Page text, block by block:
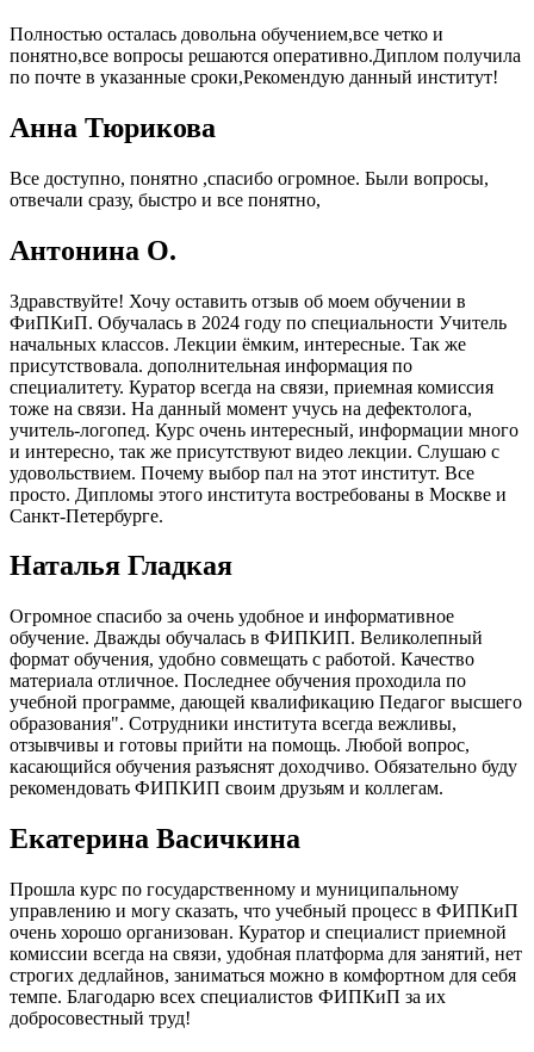
Полностью осталась довольна обучением,все четко и
понятно,все вопросы решаются оперативно.Диплом получила
по почте в указанные сроки,Рекомендую данный институт!
Анна Тюрикова
Все доступно, понятно ,спасибо огромное. Были вопросы,
отвечали сразу, быстро и все понятно,
Антонина О.
Здравствуйте! Хочу оставить отзыв об моем обучении в
ФиПКиП. Обучалась в 2024 году по специальности Учитель
начальных классов. Лекции ёмким, интересные. Так же
присутствовала. дополнительная информация по
специалитету. Куратор всегда на связи, приемная комиссия
тоже на связи. На данный момент учусь на дефектолога,
учитель-логопед. Курс очень интересный, информации много
и интересно, так же присутствуют видео лекции. Слушаю с
удовольствием. Почему выбор пал на этот институт. Все
просто. Дипломы этого института востребованы в Москве и
Санкт-Петербурге.
Наталья Гладкая
Огромное спасибо за очень удобное и информативное
обучение. Дважды обучалась в ФИПКИП. Великолепный
формат обучения, удобно совмещать с работой. Качество
материала отличное. Последнее обучения проходила по
учебной программе, дающей квалификацию Педагог высшего
образования". Сотрудники института всегда вежливы,
отзывчивы и готовы прийти на помощь. Любой вопрос,
касающийся обучения разъяснят доходчиво. Обязательно буду
рекомендовать ФИПКИП своим друзьям и коллегам.
Екатерина Васичкина
Прошла курс по государственному и муниципальному
управлению и могу сказать, что учебный процесс в ФИПКиП
очень хорошо организован. Куратор и специалист приемной
комиссии всегда на связи, удобная платформа для занятий, нет
строгих дедлайнов, заниматься можно в комфортном для себя
темпе. Благодарю всех специалистов ФИПКиП за их
добросовестный труд!